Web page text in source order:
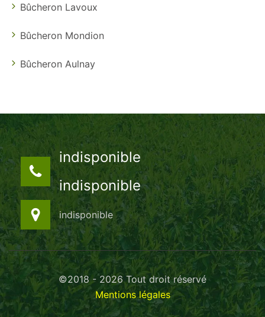
Bûcheron Lavoux
Bûcheron Mondion
Bûcheron Aulnay
indisponible
indisponible
indisponible
©2018 - 2026 Tout droit réservé
Mentions légales